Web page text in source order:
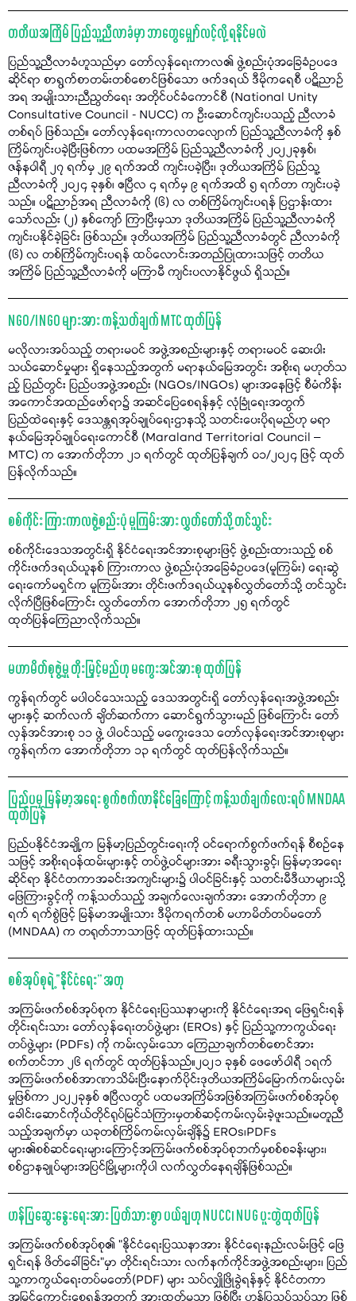
တတိယအကြိမ် ပြည်သူ့ညီလာခံမှာ ဘာတွေမျှော်လင့်လို့ ရနိုင်မလဲ
ပြည်သူ့ညီလာခံဟူသည်မှာ တော်လှန်ရေးကာလ၏ ဖွဲ့စည်းပုံအခြေခံဥပဒေ
ဆိုင်ရာ စာရွက်စာတမ်းတစ်စောင်ဖြစ်သော ဖက်ဒရယ် ဒီမိုကရေစီ ပဋိညာဉ်
အရ အမျိုးသားညီညွတ်ရေး အတိုင်ပင်ခံကောင်စီ (National Unity
Consultative Council - NUCC) က ဦးဆောင်ကျင်းပသည့် ညီလာခံ
တစ်ရပ် ဖြစ်သည်။ တော်လှန်ရေးကာလတလျောက် ပြည်သူ့ညီလာခံကို နှစ်
ကြိမ်ကျင်းပခဲ့ပြီးဖြစ်ကာ ပထမအကြိမ် ပြည်သူ့ညီလာခံကို ၂၀၂၂ခုနှစ်၊
ဇန်နဝါရီ ၂၇ ရက်မှ ၂၉ ရက်အထိ ကျင်းပခဲ့ပြီး၊ ဒုတိယအကြိမ် ပြည်သူ့
ညီလာခံကို ၂၀၂၄ ခုနှစ်၊ ဧပြီလ ၄ ရက်မှ ၉ ရက်အထိ ၅ ရက်တာ ကျင်းပခဲ့
သည်။ ပဋိညာဉ်အရ ညီလာခံကို (၆) လ တစ်ကြိမ်ကျင်းပရန် ပြဌာန်းထား
သော်လည်း (၂) နှစ်ကျော် ကြာပြီးမှသာ ဒုတိယအကြိမ် ပြည်သူ့ညီလာခံကို
ကျင်းပနိုင်ခဲ့ခြင်း ဖြစ်သည်။ ဒုတိယအကြိမ် ပြည်သူ့ညီလာခံတွင် ညီလာခံကို
(၆) လ တစ်ကြိမ်ကျင်းပရန် ထပ်လောင်းအတည်ပြုထားသဖြင့် တတိယ
အကြိမ် ပြည်သူ့ညီလာခံကို မကြာမီ ကျင်းပလာနိုင်ဖွယ် ရှိသည်။
NGO/INGO များအား ကန့်သတ်ချက် MTC ထုတ်ပြန်
မလိုလားအပ်သည့် တရားမဝင် အဖွဲ့အစည်းများနှင့် တရားမဝင် ဆေးဝါး
သယ်ဆောင်မှုများ ရှိနေသည့်အတွက် မရာနယ်မြေအတွင်း အစိုးရ မဟုတ်သ
ည့် ပြည်တွင်း ပြည်ပအဖွဲ့အစည်း (NGOs/INGOs) များအနေဖြင့် စီမံကိန်း
အကောင်အထည်ဖော်ရာ၌ အဆင်ပြေစေရန်နှင့် လုံခြုံရေးအတွက်
ပြည်ထဲရေးနှင့် ဒေသန္တရအုပ်ချုပ်ရေးဌာနသို့ သတင်းပေးပိုရမည်ဟု မရာ
နယ်မြေအုပ်ချုပ်ရေးကောင်စီ (Maraland Territorial Council –
MTC) က အောက်တိုဘာ ၂၁ ရက်တွင် ထုတ်ပြန်ချက် ၀၁/၂၀၂၄ ဖြင့် ထုတ်
ပြန်လိုက်သည်။
စစ်ကိုင်း ကြားကာလဖွဲ့စည်းပုံ မူကြမ်းအား လွှတ်တော်သို့ တင်သွင်း
စစ်ကိုင်းဒေသအတွင်းရှိ နိုင်ငံရေးအင်အားစုများဖြင့် ဖွဲ့စည်းထားသည့် စစ်
ကိုင်းဖက်ဒရယ်ယူနစ် ကြားကာလ ဖွဲ့စည်းပုံအခြေခံဥပဒေ(မူကြမ်း) ရေးဆွဲ
ရေးကော်မရှင်က မူကြမ်းအား တိုင်းဖက်ဒရယ်ယူနစ်လွှတ်တော်သို့ တင်သွင်း
လိုက်ပြီဖြစ်ကြောင်း လွှတ်တော်က အောက်တိုဘာ ၂၅ ရက်တွင်
ထုတ်ပြန်ကြေညာလိုက်သည်။
မဟာမိတ်စုဖွဲ့မှု တိုးမြှင့်မည်ဟု မကွေးအင်အားစု ထုတ်ပြန်
ကွန်ရက်တွင် မပါဝင်သေးသည့် ဒေသအတွင်းရှိ တော်လှန်ရေးအဖွဲ့အစည်း
များနှင့် ဆက်လက် ချိတ်ဆက်ကာ ဆောင်ရွက်သွားမည် ဖြစ်ကြောင်း တော်
လှန်အင်အားစု ၁၁ ဖွဲ့ ပါဝင်သည့် မကွေးဒေသ တော်လှန်ရေးအင်အားစုများ
ကွန်ရက်က အောက်တိုဘာ ၁၃ ရက်တွင် ထုတ်ပြန်လိုက်သည်။
ပြည်ပမှ မြန်မာ့အရေး စွက်ဖက်လာနိုင်ခြေကြောင့် ကန့်သတ်ချက်လေးရပ် MNDAA
ထုတ်ပြန်
ပြည်ပနိုင်ငံအချို့က မြန်မာ့ပြည်တွင်းရေးကို ဝင်ရောက်စွက်ဖက်ရန် စီစဉ်နေ
သဖြင့် အစိုးရဝန်ထမ်းများနှင့် တပ်ဖွဲ့ဝင်များအား ခရီးသွားခွင့်၊ မြန်မာ့အရေး
ဆိုင်ရာ နိုင်ငံတကာအခင်းအကျင်းများ၌ ပါဝင်ခြင်းနှင့် သတင်းမီဒီယာများသို့
ဖြေကြားခွင့်ကို ကန့်သတ်သည့် အချက်လေးချက်အား အောက်တိုဘာ ၉
ရက် ရက်စွဲဖြင့် မြန်မာအမျိုးသား ဒီမိုကရက်တစ် မဟာမိတ်တပ်မတော်
(MNDAA) က တရုတ်ဘာသာဖြင့် ထုတ်ပြန်ထားသည်။
စစ်အုပ်စုရဲ့ “နိုင်ငံရေး” အတု
အကြမ်းဖက်စစ်အုပ်စုက နိုင်ငံရေးပြဿနာများကို နိုင်ငံရေးအရ ဖြေရှင်းရန်
တိုင်းရင်းသား တော်လှန်ရေးတပ်ဖွဲ့များ (EROs) နှင့် ပြည်သူ့ကာကွယ်ရေး
တပ်ဖွဲ့များ (PDFs) ကို ကမ်းလှမ်းသော ကြေညာချက်တစ်စောင်အား
စက်တင်ဘာ ၂၆ ရက်တွင် ထုတ်ပြန်သည်။၂၀၂၁ ခုနှစ် ဖေဖော်ဝါရီ ၁ရက်
အကြမ်းဖက်စစ်အာဏာသိမ်းပြီးနောက်ပိုင်းဒုတိယအကြိမ်မြောက်ကမ်းလှမ်း
မှုဖြစ်ကာ ၂၀၂၂ခုနှစ် ဧပြီလတွင် ပထမအကြိမ်အဖြစ်အကြမ်းဖက်စစ်အုပ်စု
ခေါင်းဆောင်ကိုယ်တိုင်ရုပ်မြင်သံကြားမှတစ်ဆင့်ကမ်းလှမ်းခဲ့ဖူးသည်။မတူညီ
သည့်အချက်မှာ ယခုတစ်ကြိမ်ကမ်းလှမ်းချိန်၌ EROs၊PDFs
များ၏စစ်ဆင်ရေးများကြောင့်အကြမ်းဖက်စစ်အုပ်စုဘက်မှစစ်စခန်းများ၊
စစ်ဌာနချုပ်များအပြင်မြို့များကိုပါ လက်လွှတ်နေရချိန်ဖြစ်သည်။
ဟန်ပြဆွေးနွေးရေးအား ပြတ်သားစွာ ပယ်ချဟု NUCC၊ NUG ပူးတွဲထုတ်ပြန်
အကြမ်းဖက်စစ်အုပ်စု၏ "နိုင်ငံရေးပြဿနာအား နိုင်ငံရေးနည်းလမ်းဖြင့် ဖြေ
ရှင်းရန် ဖိတ်ခေါ်ခြင်း"မှာ တိုင်းရင်းသား လက်နက်ကိုင်အဖွဲ့အစည်းများ၊ ပြည်
သူ့ကာကွယ်ရေးတပ်မတော်(PDF) များ သပ်လျှိုဖြိုခွဲရန်နှင့် နိုင်ငံတကာ